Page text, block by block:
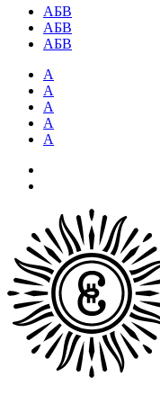
АБВ
АБВ
АБВ
А
А
А
А
А